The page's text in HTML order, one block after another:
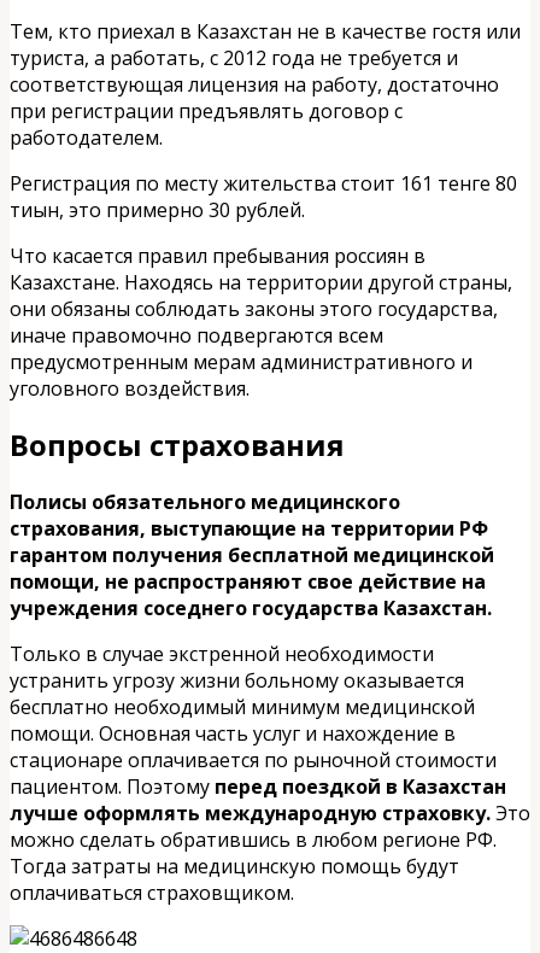
Тем, кто приехал в Казахстан не в качестве гостя или
туриста, а работать, с 2012 года не требуется и
соответствующая лицензия на работу, достаточно
при регистрации предъявлять договор с
работодателем.
Регистрация по месту жительства стоит 161 тенге 80
тиын, это примерно 30 рублей.
Что касается правил пребывания россиян в
Казахстане. Находясь на территории другой страны,
они обязаны соблюдать законы этого государства,
иначе правомочно подвергаются всем
предусмотренным мерам административного и
уголовного воздействия.
Вопросы страхования
Полисы обязательного медицинского
страхования, выступающие на территории РФ
гарантом получения бесплатной медицинской
помощи, не распространяют свое действие на
учреждения соседнего государства Казахстан.
Только в случае экстренной необходимости
устранить угрозу жизни больному оказывается
бесплатно необходимый минимум медицинской
помощи. Основная часть услуг и нахождение в
стационаре оплачивается по рыночной стоимости
пациентом. Поэтому перед поездкой в Казахстан
лучше оформлять международную страховку.Это
можно сделать обратившись в любом регионе РФ.
Тогда затраты на медицинскую помощь будут
оплачиваться страховщиком.